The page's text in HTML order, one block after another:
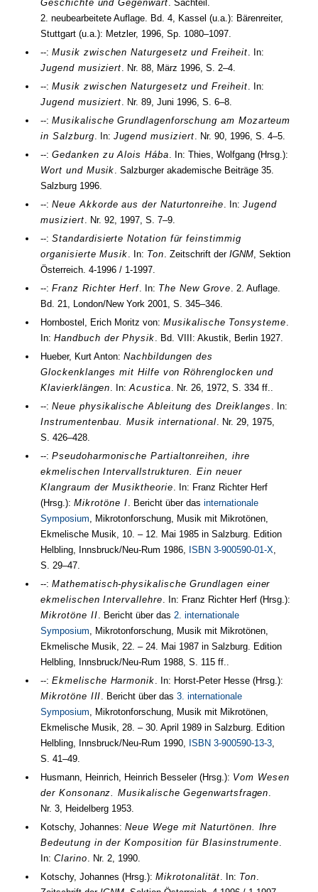
Geschichte und Gegenwart . Sachteil.
2. neubearbeitete Auflage.
Bd. 4 , Kassel (u.a.): Bärenreiter,
Stuttgart (u.a.): Metzler, 1996 ,Sp. 1080–1097
--:Musik zwischen Naturgesetz und Freiheit . In:
Jugend musiziert
Nr. 88 März 1996 ,S. 2–4
--:Musik zwischen Naturgesetz und Freiheit . In:
Jugend musiziert
Nr. 89 ,Juni 1996 ,S. 6–8
--:Musikalische Grundlagenforschung am Mozarteum
in Salzburg . In: Jugend musiziert Nr. 90, 1996, S. 4–5.
--:Gedanken zu Alois Hába . In: Thies, Wolfgang (Hrsg. ):
Wort und Musik . Salzburger akademische Beiträge 35.
Salzburg 1996
--:Neue Akkorde aus der Naturtonreihe . In:Jugend
musiziert
Nr. 92, 1997, S. 7–9.
--:Standardisierte Notation für feinstimmig
organisierte Musik . In: Ton . Zeitschrift der IGNM, Sektion
Österreich.4-1996 / 1-1997
--:Franz Richter Herf . In: The New Grove
2. Auflage.
Bd.
21 , London/New York 2001 ,S. 345–346
Hornbostel, Erich Moritz von:Musikalische Tonsysteme
In:Handbuch der Physik Bd. VIII: Akustik , Berlin 1927
Hueber, Kurt Anton:Nachbildungen des
Glockenklanges mit Hilfe von Röhrenglocken und
Klavierklängen . In:Acustica Nr. 26, 1972, S. 334 ff.
--:Neue physikalische Ableitung des Dreiklanges
. In:
Instrumentenbau. Musik international
Nr. 29, 1975,
S. 426–428
--:Pseudoharmonische Partialtonreihen, ihre
ekmelischen Intervallstrukturen. Ein neuer
Klangraum der Musiktheorie . In: Franz Richter Herf
(Hrsg.):Mikrotöne I . Bericht über das internationale
Symposium , Mikrotonforschung, Musik mit Mikrotönen,
Ekmelische Musik, 10. – 12. Mai 1985 in Salzburg. Edition
Helbling, Innsbruck/Neu-Rum 1986 ISBN 3-900590-01-X
S. 29–47
--:Mathematisch-physikalische Grundlagen einer
ekmelischen Intervallehre . In: Franz Richter Herf (Hrsg. ):
Mikrotöne II . Bericht über das 2. internationale
Symposium , Mikrotonforschung, Musik mit Mikrotönen,
Ekmelische Musik, 22. – 24. Mai 1987 in Salzburg. Edition
Helbling, Innsbruck/Neu-Rum 1988 ,S. 115 ff.
--:Ekmelische Harmonik . In: Horst-Peter Hesse (Hrsg.):
Mikrotöne III . Bericht über das3. internationale
Symposium , Mikrotonforschung, Musik mit Mikrotönen,
Ekmelische Musik, 28. –30. April 1989 in Salzburg. Edition
Helbling, Innsbruck/Neu-Rum 1990 ISBN 3-900590-13-3
S. 41–49
Husmann, Heinrich, Heinrich Besseler (Hrsg.): Vom Wesen
der Konsonanz. Musikalische Gegenwartsfragen
Nr. 3 , Heidelberg 1953
Kotschy, Johannes:Neue Wege mit Naturtönen. Ihre
Bedeutung in der Komposition für Blasinstrumente
In:Clarino Nr. 2, 1990.
Kotschy, Johannes (Hrsg.):Mikrotonalität . In: Ton